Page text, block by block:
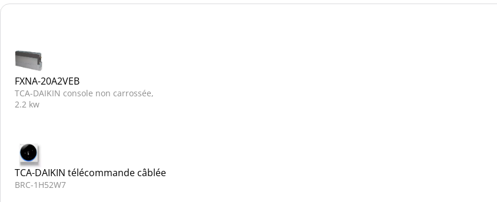
FXNA-20A2VEB
TCA-DAIKIN console non carrossée,
2.2 kw
TCA-DAIKIN télécommande câblée
BRC-1H52W7